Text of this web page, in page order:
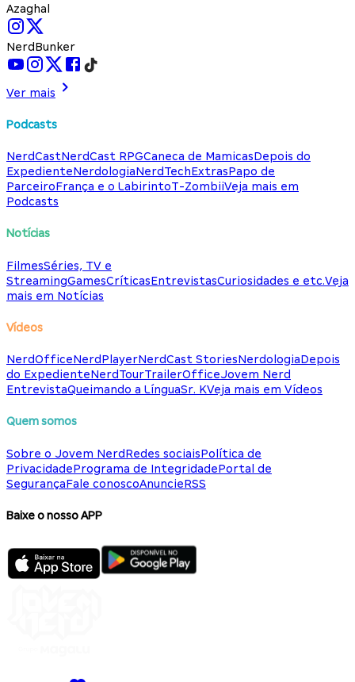
Azaghal
NerdBunker
Ver mais
Podcasts
NerdCastNerdCast RPGCaneca de MamicasDepois do
ExpedienteNerdologiaNerdTechExtrasPapo de
ParceiroFrança e o LabirintoT-ZombiiVeja mais em
Podcasts
Notícias
FilmesSéries, TV e
StreamingGamesCríticasEntrevistasCuriosidades e etc.Veja
mais em Notícias
Vídeos
NerdOfficeNerdPlayerNerdCast StoriesNerdologiaDepois
do ExpedienteNerdTourTrailerOfficeJovem Nerd
EntrevistaQueimando a LínguaSr. KVeja mais em Vídeos
Quem somos
Sobre o Jovem NerdRedes sociaisPolítica de
PrivacidadePrograma de IntegridadePortal de
SegurançaFale conoscoAnuncieRSS
Baixe o nosso APP